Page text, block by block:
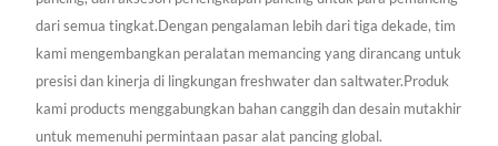
dari semua tingkat.Dengan pengalaman lebih dari tiga dekade, tim
kami mengembangkan peralatan memancing yang dirancang untuk
presisi dan kinerja di lingkungan freshwater dan saltwater.Produk
kami products menggabungkan bahan canggih dan desain mutakhir
untuk memenuhi permintaan pasar alat pancing global.